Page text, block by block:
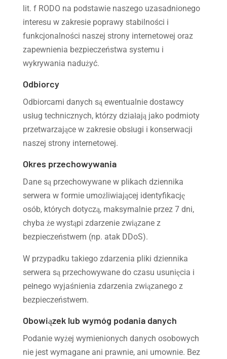
lit. f RODO na podstawie naszego uzasadnionego
interesu w zakresie poprawy stabilności i
funkcjonalności naszej strony internetowej oraz
zapewnienia bezpieczeństwa systemu i
wykrywania nadużyć.
Odbiorcy
Odbiorcami danych są ewentualnie dostawcy
usług technicznych, którzy działają jako podmioty
przetwarzające w zakresie obsługi i konserwacji
naszej strony internetowej.
Okres przechowywania
Dane są przechowywane w plikach dziennika
serwera w formie umożliwiającej identyfikację
osób, których dotyczą, maksymalnie przez 7 dni,
chyba że wystąpi zdarzenie związane z
bezpieczeństwem (np. atak DDoS).
W przypadku takiego zdarzenia pliki dziennika
serwera są przechowywane do czasu usunięcia i
pełnego wyjaśnienia zdarzenia związanego z
bezpieczeństwem.
Obowiązek lub wymóg podania danych
Podanie wyżej wymienionych danych osobowych
nie jest wymagane ani prawnie, ani umownie. Bez